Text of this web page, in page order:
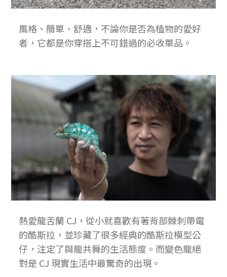
風格、簡單、舒適，不論你是否為植物的愛好
者，它都是你穿搭上不可錯過的必收單品。
熱愛龍舌蘭 CJ，從小就喜歡有著背部棘刺帶電
的酷斯拉，並珍藏了很多經典的酷斯拉模型公
仔，注定了與龍共舞的生活態度。而變色龍絕
對是 CJ 現實生活中最驚奇的出現。